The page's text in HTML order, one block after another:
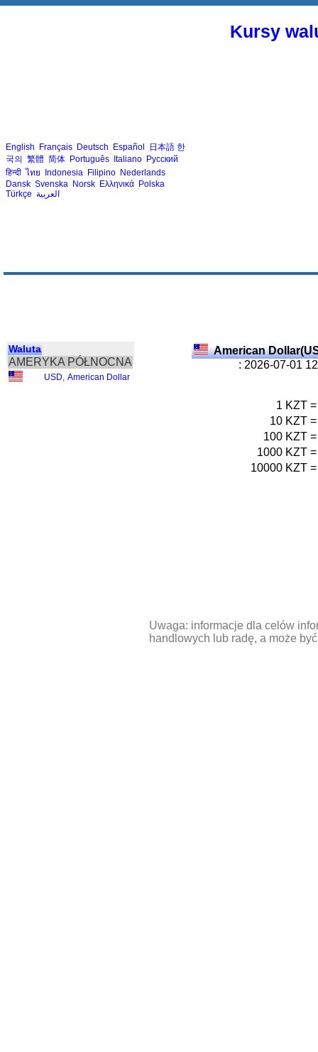
Kursy
English Français Deutsch Español 日本語 한
국의 繁體 简体 Português Italiano Русский
हिन्दी ไทย Indonesia Filipino Nederlands
Dansk Svenska Norsk Ελληνικά Polska
Türkçe العربية
Waluta
AMERYKA PÓŁNOCNA
USD American Dollar
American
: 2026-07-01
1 KZT =
10 KZT =
100 KZT =
1000 KZT =
10000 KZT =
Uwaga: informacje dla celów
handlowych lub radę, a może